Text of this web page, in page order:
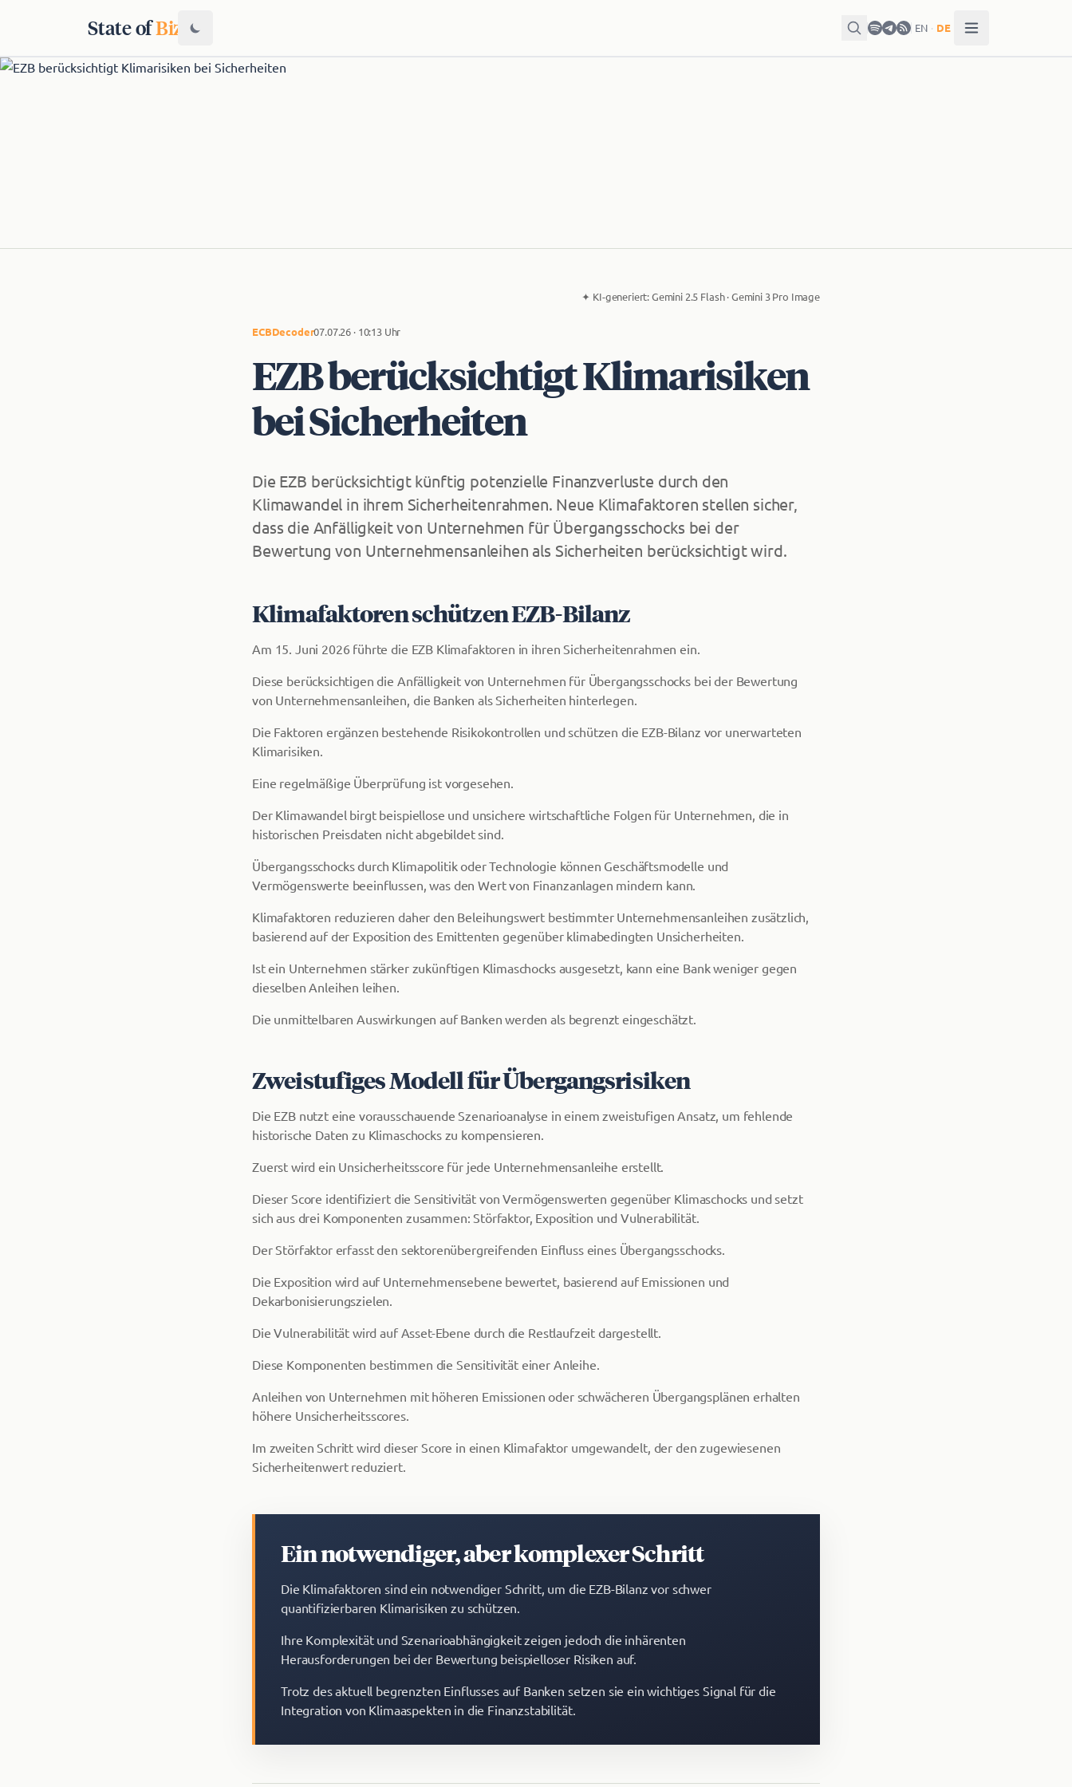
State ofBiz EN · DE
✦ KI-generiert:Gemini 2.5 Flash · Gemini 3 Pro Image
ECBDecoder07.07.26 · 10:13 Uhr
EZB berücksichtigt Klimarisiken
bei Sicherheiten
Die EZB berücksichtigt künftig potenzielle Finanzverluste durch den
Klimawandel in ihrem Sicherheitenrahmen. Neue Klimafaktoren stellen sicher,
dass die Anfälligkeit von Unternehmen für Übergangsschocks bei der
Bewertung von Unternehmensanleihen als Sicherheiten berücksichtigt wird.
Klimafaktoren schützen EZB-Bilanz
Am 15. Juni 2026 führte die EZB Klimafaktoren in ihren Sicherheitenrahmen ein.
Diese berücksichtigen die Anfälligkeit von Unternehmen für Übergangsschocks bei der Bewertung
von Unternehmensanleihen, die Banken als Sicherheiten hinterlegen.
Die Faktoren ergänzen bestehende Risikokontrollen und schützen die EZB-Bilanz vor unerwarteten
Klimarisiken.
Eine regelmäßige Überprüfung ist vorgesehen.
Der Klimawandel birgt beispiellose und unsichere wirtschaftliche Folgen für Unternehmen, die in
historischen Preisdaten nicht abgebildet sind.
Übergangsschocks durch Klimapolitik oder Technologie können Geschäftsmodelle und
Vermögenswerte beeinflussen, was den Wert von Finanzanlagen mindern kann.
Klimafaktoren reduzieren daher den Beleihungswert bestimmter Unternehmensanleihen zusätzlich,
basierend auf der Exposition des Emittenten gegenüber klimabedingten Unsicherheiten.
Ist ein Unternehmen stärker zukünftigen Klimaschocks ausgesetzt, kann eine Bank weniger gegen
dieselben Anleihen leihen.
Die unmittelbaren Auswirkungen auf Banken werden als begrenzt eingeschätzt.
Zweistufiges Modell für Übergangsrisiken
Die EZB nutzt eine vorausschauende Szenarioanalyse in einem zweistufigen Ansatz, um fehlende
historische Daten zu Klimaschocks zu kompensieren.
Zuerst wird ein Unsicherheitsscore für jede Unternehmensanleihe erstellt.
Dieser Score identifiziert die Sensitivität von Vermögenswerten gegenüber Klimaschocks und setzt
sich aus drei Komponenten zusammen: Störfaktor, Exposition und Vulnerabilität.
Der Störfaktor erfasst den sektorenübergreifenden Einfluss eines Übergangsschocks.
Die Exposition wird auf Unternehmensebene bewertet, basierend auf Emissionen und
Dekarbonisierungszielen.
Die Vulnerabilität wird auf Asset-Ebene durch die Restlaufzeit dargestellt.
Diese Komponenten bestimmen die Sensitivität einer Anleihe.
Anleihen von Unternehmen mit höheren Emissionen oder schwächeren Übergangsplänen erhalten
höhere Unsicherheitsscores.
Im zweiten Schritt wird dieser Score in einen Klimafaktor umgewandelt, der den zugewiesenen
Sicherheitenwert reduziert.
Ein notwendiger, aber komplexer Schritt
Die Klimafaktoren sind ein notwendiger Schritt, um die EZB-Bilanz vor schwer
quantifizierbaren Klimarisiken zu schützen.
Ihre Komplexität und Szenarioabhängigkeit zeigen jedoch die inhärenten
Herausforderungen bei der Bewertung beispielloser Risiken auf.
Trotz des aktuell begrenzten Einflusses auf Banken setzen sie ein wichtiges Signal für die
Integration von Klimaaspekten in die Finanzstabilität.